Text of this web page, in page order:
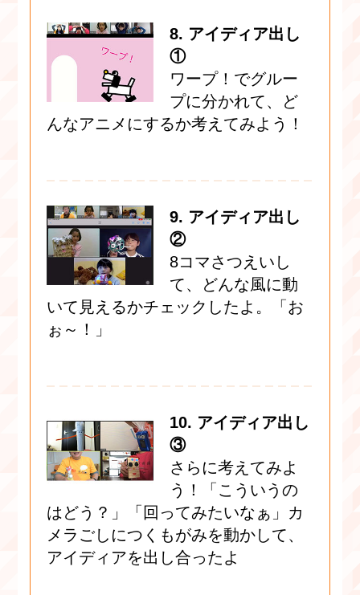
8. アイディア出し
①
ワープ！でグルー
プに分かれて、ど
んなアニメにするか考えてみよう！
9. アイディア出し
②
8コマさつえいし
て、どんな風に動
いて見えるかチェックしたよ。「お
ぉ～！」
10. アイディア出し
③
さらに考えてみよ
う！「こういうの
はどう？」「回ってみたいなぁ」カ
メラごしにつくもがみを動かして、
アイディアを出し合ったよ